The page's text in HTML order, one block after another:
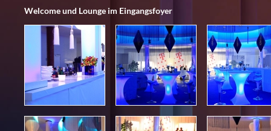
Welcome und Lounge im Eingangsfoyer